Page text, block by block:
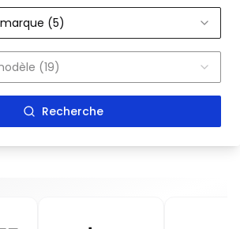
(5)
(19)
Recherche